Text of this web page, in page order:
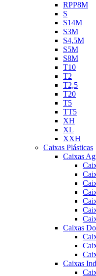
RPP8M
S
S14M
S3M
S4,5M
S5M
S8M
T10
T2
T2,5
T20
T5
TT5
XH
XL
XXH
Caixas Plásticas
Caixas
Caixas
Caixas